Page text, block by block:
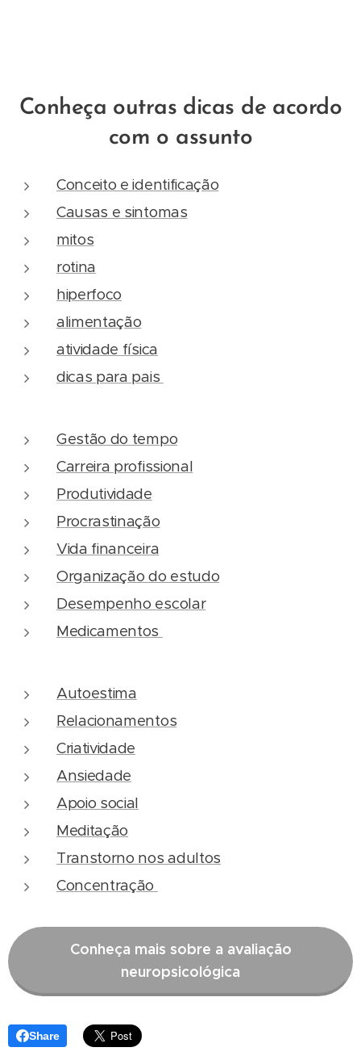
Conheça outras dicas de acordo
com o assunto
Conceito e identificação
Causas e sintomas
mitos
rotina
hiperfoco
alimentação
atividade física
dicas para pais
Gestão do tempo
Carreira profissional
Produtividade
Procrastinação
Vida financeira
Organização do estudo
Desempenho escolar
Medicamentos
Autoestima
Relacionamentos
Criatividade
Ansiedade
Apoio social
Meditação
Transtorno nos adultos
Concentração
Conheça mais sobre a avaliação
neuropsicológica
Share